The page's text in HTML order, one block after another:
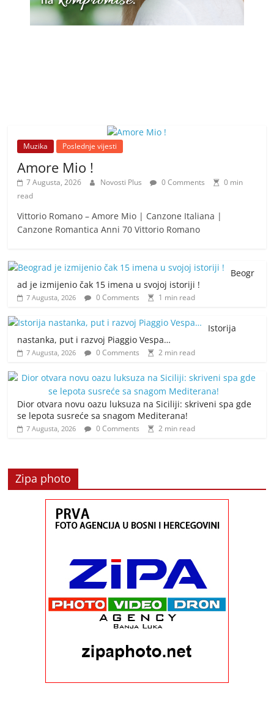
Muzika Poslednje vijesti
Amore Mio !
7 Augusta, 2026 Novosti Plus 0 Comments
0 min
read
Vittorio Romano – Amore Mio | Canzone Italiana |
Canzone Romantica Anni 70 Vittorio Romano
Beogr
ad je izmijenio čak 15 imena u svojoj istoriji !
7 Augusta, 2026 0 Comments 1 min read
Istorija
nastanka, put i razvoj Piaggio Vespa…
7 Augusta, 2026 0 Comments 2 min read
Dior otvara novu oazu luksuza na Siciliji: skriveni spa gde
se lepota susreće sa snagom Mediterana!
7 Augusta, 2026 0 Comments 2 min read
Zipa photo